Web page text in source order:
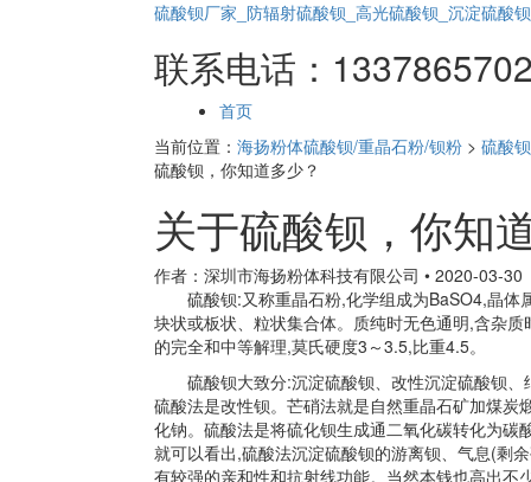
硫酸钡厂家_防辐射硫酸钡_高光硫酸钡_沉淀硫酸钡
联系电话：
面
导
航
首页
当前位置： 海扬粉体硫酸钡/重晶石粉/钡粉 > 硫酸
硫酸钡，你知道多少？
关于硫酸钡，你知
作者：深圳市海扬粉体科技有限公司 • 2020-03-30
硫酸钡:又称重晶石粉,化学组成为BaSO4,晶
块状或板状、粒状集合体。质纯时无色通明,含杂
的完全和中等解理,莫氏硬度3～3.5,比重4.5。
硫酸钡大致分:沉淀硫酸钡、改性沉淀硫酸钡
硫酸法是改性钡。芒硝法就是自然重晶石矿加煤
化钠。硫酸法是将硫化钡生成通二氧化碳转化为
就可以看出,硫酸法沉淀硫酸钡的游离钡、气息(剩
有较强的亲和性和抗射线功能。当然本钱也高出